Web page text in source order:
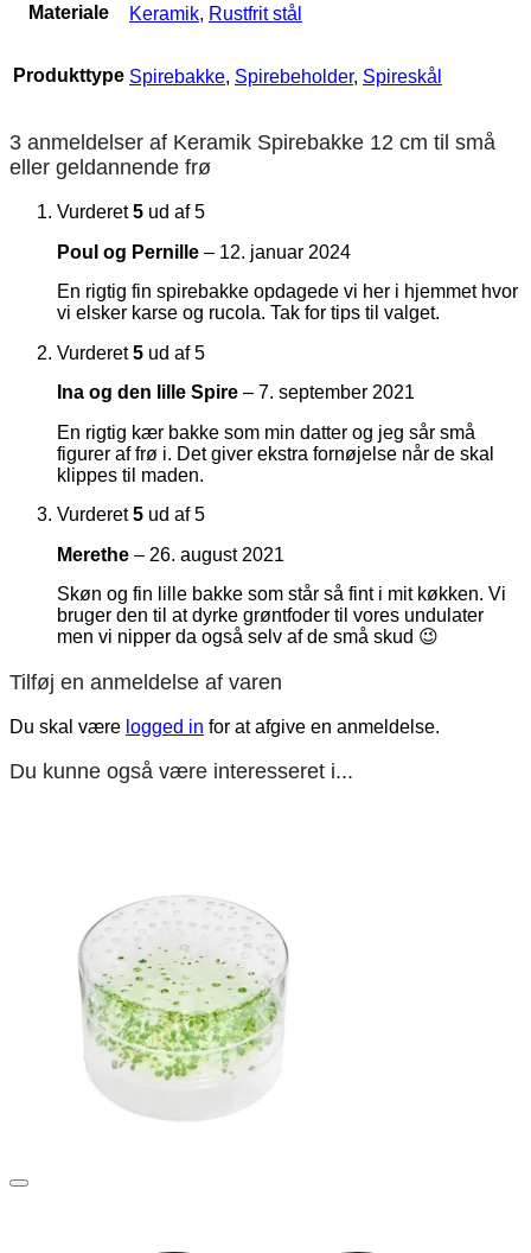
Materiale Keramik, Rustfrit stål
Produkttype Spirebakke, Spirebeholder, Spireskål
3 anmeldelser af Keramik Spirebakke 12 cm til små
eller geldannende frø
Vurderet5 ud af 5
Poul og Pernille – 12. januar 2024
En rigtig fin spirebakke opdagede vi her i hjemmet hvor
vi elsker karse og rucola. Tak for tips til valget.
Vurderet5 ud af 5
Ina og den lille Spire – 7. september 2021
En rigtig kær bakke som min datter og jeg sår små
figurer af frø i. Det giver ekstra fornøjelse når de skal
klippes til maden.
Vurderet5 ud af 5
Merethe – 26. august 2021
Skøn og fin lille bakke som står så fint i mit køkken. Vi
bruger den til at dyrke grøntfoder til vores undulater
men vi nipper da også selv af de små skud 😉
Tilføj en anmeldelse af varen
Du skal være logged in for at afgive en anmeldelse.
Du kunne også være interesseret i...